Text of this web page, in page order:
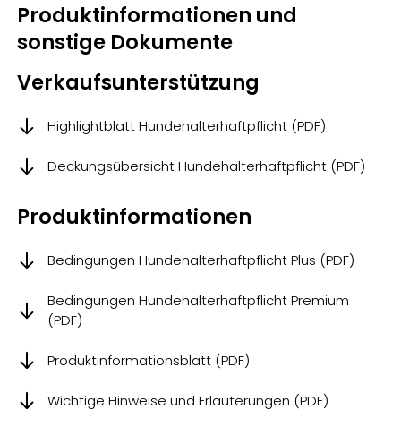
Produktinformationen und
sonstige Dokumente
Verkaufsunterstützung
Highlightblatt Hundehalterhaftpflicht (PDF)
Deckungsübersicht Hundehalterhaftpflicht (PDF)
Produktinformationen
Bedingungen Hundehalterhaftpflicht Plus (PDF)
Bedingungen Hundehalterhaftpflicht Premium
(PDF)
Produktinformationsblatt (PDF)
Wichtige Hinweise und Erläuterungen (PDF)